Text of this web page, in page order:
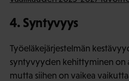
4. Syntyvyys
Työeläkejärjestelmän
syntyvyyden kehittyminen on
mutta siihen on vaikea